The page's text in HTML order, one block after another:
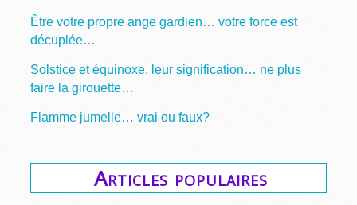
Être votre propre ange gardien… votre force est
décuplée…
Solstice et équinoxe, leur signification… ne plus
faire la girouette…
Flamme jumelle… vrai ou faux?
Articles populaires